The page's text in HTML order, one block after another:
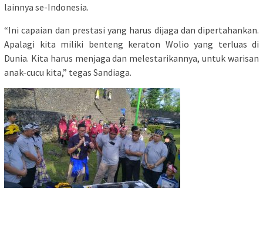
lainnya se-Indonesia.
“Ini capaian dan prestasi yang harus dijaga dan dipertahankan.
Apalagi kita miliki benteng keraton Wolio yang terluas di
Dunia. Kita harus menjaga dan melestarikannya, untuk warisan
anak-cucu kita,” tegas Sandiaga.